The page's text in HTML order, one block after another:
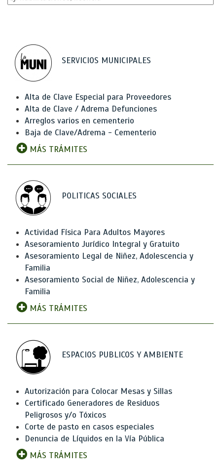
SERVICIOS MUNICIPALES
Alta de Clave Especial para Proveedores
Alta de Clave / Adrema Defunciones
Arreglos varios en cementerio
Baja de Clave/Adrema - Cementerio
MÁS TRÁMITES
POLITICAS SOCIALES
Actividad Física Para Adultos Mayores
Asesoramiento Jurídico Integral y Gratuito
Asesoramiento Legal de Niñez, Adolescencia y
Familia
Asesoramiento Social de Niñez, Adolescencia y
Familia
MÁS TRÁMITES
ESPACIOS PUBLICOS Y AMBIENTE
Autorización para Colocar Mesas y Sillas
Certificado Generadores de Residuos
Peligrosos y/o Tóxicos
Corte de pasto en casos especiales
Denuncia de Líquidos en la Vía Pública
MÁS TRÁMITES